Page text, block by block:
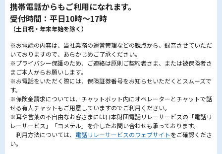
携帯電話からもご利用になれます。
受付時間：平日10時～17時
（土日祝・年末年始を除く）
※お電話の内容は、当社業務の運営管理などの観点から、録音させていただ
いておりますので、あらかじめご了承ください。
※プライバシー保護のため、ご連絡は原則ご契約者さま、または被保険者さ
まご本人からお願いします。
※お電話をいただく際には、保険証券番号をお知らせいただくとスムーズで
す。
※保険金請求については、チャットボット内にオペレーターとチャットで話
せる有人チャットもご用意していますのでご利用ください。
※耳や言葉の不自由なお客さまには日本財団電話リレーサービスの「電話リ
レーサービス」「ヨメテル」を介したお問い合わせも承っております。
利用方法については、 電話リレーサービスのウェブサイトをご確認くださ
い。